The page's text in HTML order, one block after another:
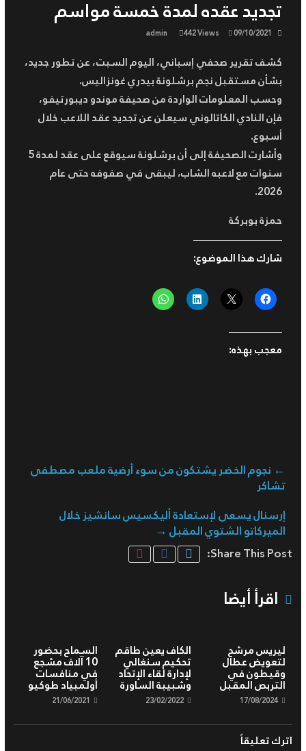
الوطني الشعبي
السلطة الوطنية المستقلة لضبط
بقواعد التعامل الإنساني مع
الأزمات من قبل بعض القنوات
سعيود ينقل تعازي رئيس
الجمهورية إلى عائلات ضحايا حادث
بومرداس
تجديد عقده لمدة خمسة مواسم
admin 442 Views 09/10/2021
كشف تقرير صحفي إسباني، اليوم السبت، عن تطور جديد،
بشأن مستقبل نجم برشلونة بيدري غونزاليس.
وحسب المعلومات الواردة من صحيفة موندو ديبورتيفو،
فإن النادي الكاتالوني سيعلن عن تجديد عقد اللاعب خلال
أسبوع.
وأشارت الصحيفة إلى أن برشلونة سيوقع على عقد لمدة 5
سنوات مع لاعبه الشاب، ليبقى في صفوفه حتى عام
2026.
حمزة بوبركة
شارك هذا الموضوع:
معجب بهذه:
← نجوم الخضر يشتكون من سوء أرضية ملعب مصطفى
تشاكر
إرسنال يسعى لإستعادة أليكسيس سانشيز خلال
الميركاتو الشتوي المقبل →
Share This Post:
اقرأ أيضا
ليريس مرشح
لتعويض عطال
وقيطون في
التربص المقبل
17/08/2024
الكاف يعين طاقم
تحكيم سنغالي
لإدارة لقاء الإتحاد
وشبيبة الساورة
23/02/2022
السماح بحضور
10 آلاف مشجع
في منافسات
أولمبياد طوكيو
21/06/2021
اترك تعليقاً